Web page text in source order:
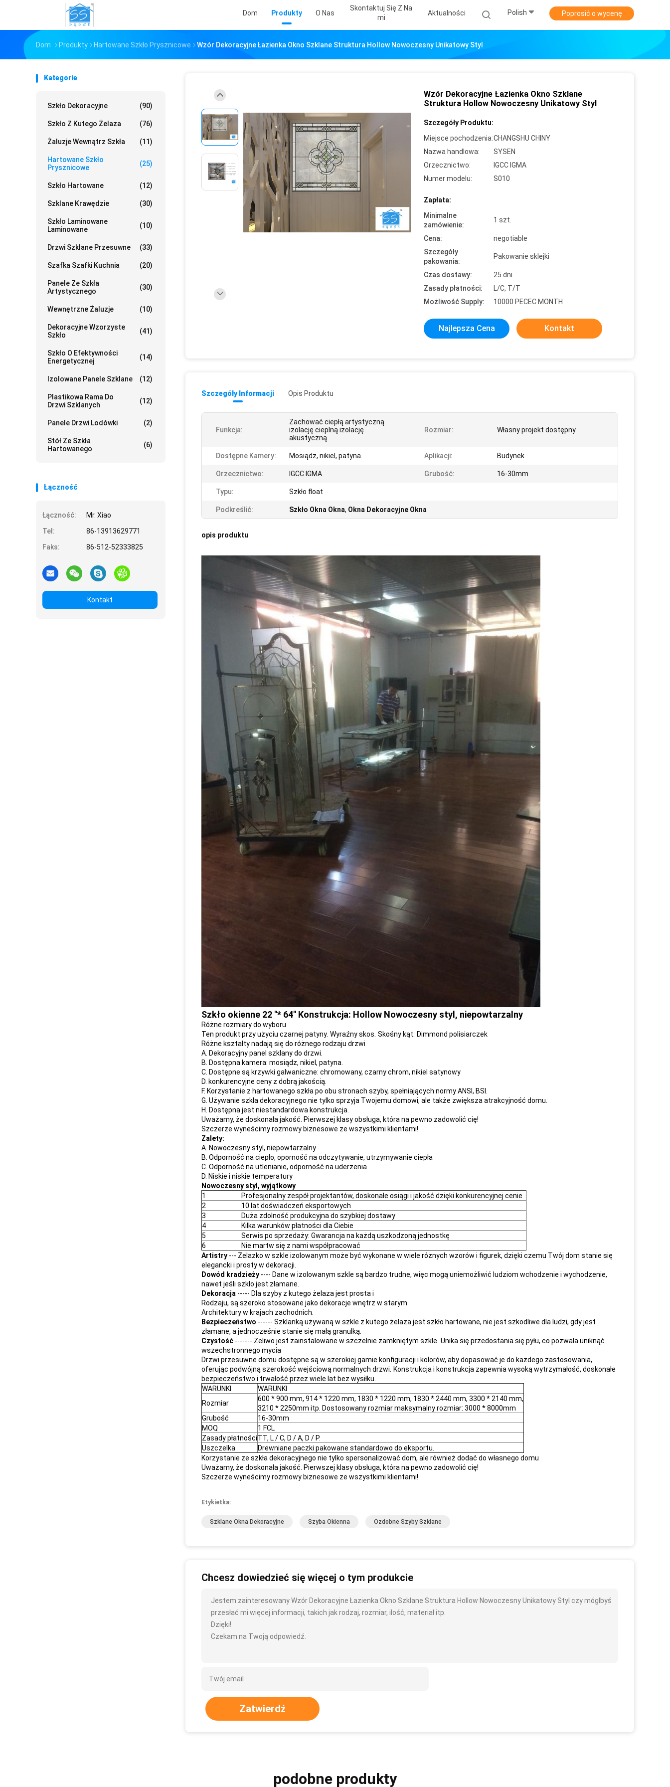
Dom Produkty O Nas
Skontaktuj Się Z Na
Mi
Aktualności Polish Poprosić o wycenę
Dom Produkty Hartowane Szkło Prysznicowe Wzór Dekoracyjne Łazienka Okno Szklane Struktura Hollow Nowoczesny Unikatowy Styl
Kategorie
Szkło Dekoracyjne (90)
Szkło Z Kutego Żelaza (76)
Żaluzje Wewnątrz Szkła (11)
Hartowane Szkło
Prysznicowe
(25)
Szkło Hartowane (12)
Szklane Krawędzie (30)
Szkło Laminowane
Laminowane
(10)
Drzwi Szklane Przesuwne (33)
Szafka Szafki Kuchnia (20)
Panele Ze Szkła
Artystycznego
(30)
Wewnętrzne Żaluzje (10)
Dekoracyjne Wzorzyste
Szkło
(41)
Szkło O Efektywności
Energetycznej
(14)
Izolowane Panele Szklane (12)
Plastikowa Rama Do
Drzwi Szklanych
(12)
Panele Drzwi Lodówki (2)
Stół Ze Szkła
Hartowanego
(6)
Łączność
Łączność:
Mr. Xiao
Tel:
86-13913629771
Faks:
86-512-52333825
Kontakt
Wzór Dekoracyjne Łazienka Okno Szklane
Struktura Hollow Nowoczesny Unikatowy Styl
Szczegóły Produktu:
Miejsce pochodzenia:CHANGSHU CHINY
Nazwa handlowa:
SYSEN
Orzecznictwo:
IGCC IGMA
Numer modelu:
S010
Zapłata:
Minimalne
zamówienie:
1 szt.
Cena:
negotiable
Szczegóły
pakowania:
Pakowanie sklejki
Czas dostawy:
25 dni
Zasady płatności:
L/C, T/T
Możliwość Supply:
10000 PECEC MONTH
Najlepsza Cena Kontakt
Szczegóły Informacji Opis Produktu
Funkcja:
Zachować ciepłą artystyczną
izolację cieplną izolację
akustyczną
Rozmiar: Własny projekt dostępny
Dostępne Kamery: Mosiądz, nikiel, patyna. Aplikacji: Budynek
Orzecznictwo: IGCC IGMA Grubość: 16-30mm
Typu: Szkło float
Podkreślić: Szkło Okna Okna, Okna Dekoracyjne Okna
opis produktu
Szkło okienne 22 "* 64" Konstrukcja: Hollow Nowoczesny styl, niepowtarzalny
Różne rozmiary do wyboru
Ten produkt przy użyciu czarnej patyny. Wyraźny skos. Skośny kąt.
Dimmond polisiarczek
Różne kształty nadają się do różnego rodzaju drzwi
A. Dekoracyjny panel szklany do drzwi.
B. Dostępna kamera: mosiądz, nikiel, patyna.
C. Dostępne są krzywki galwaniczne: chromowany, czarny chrom, nikiel satynowy
D. konkurencyjne ceny z dobrą jakością.
F. Korzystanie z hartowanego szkła po obu stronach szyby, spełniających normy ANSI, BSI.
G. Używanie szkła dekoracyjnego nie tylko sprzyja Twojemu domowi, ale także zwiększa atrakcyjność domu.
H. Dostępna jest niestandardowa konstrukcja.
Uważamy, że doskonała jakość. Pierwszej klasy obsługa, która na pewno zadowolić cię!
Szczerze wyneścimy rozmowy biznesowe ze wszystkimi klientami!
Zalety:
A. Nowoczesny styl, niepowtarzalny
B. Odporność na ciepło, oporność na odczytywanie, utrzymywanie ciepła
C. Odporność na utlenianie, odporność na uderzenia
D. Niskie i niskie temperatury
Nowoczesny styl, wyjątkowy
1
Profesjonalny zespół projektantów, doskonałe osiągi i jakość dzięki konkurencyjnej cenie
2
10 lat doświadczeń eksportowych
3
Duża zdolność produkcyjna do szybkiej dostawy
4
Kilka warunków płatności dla Ciebie
5
Serwis po sprzedaży: Gwarancja na każdą uszkodzoną jednostkę
6
Nie martw się z nami współpracować
Artistry --- Żelazko w szkle izolowanym może być wykonane w wiele różnych wzorów i figurek, dzięki czemu Twój dom stanie się
elegancki i prosty w dekoracji.
Dowód kradzieży ---- Dane w izolowanym szkle są bardzo trudne, więc mogą uniemożliwić ludziom wchodzenie i wychodzenie,
nawet jeśli szkło jest złamane.
Dekoracja ----- Dla szyby z kutego żelaza jest prosta i
Rodzaju, są szeroko stosowane jako dekoracje wnętrz w starym
Architektury w krajach zachodnich.
Bezpieczeństwo ------ Szklanką używaną w szkle z kutego żelaza jest szkło hartowane, nie jest szkodliwe dla ludzi, gdy jest
złamane, a jednocześnie stanie się małą granulką.
Czystość ------- Żeliwo jest zainstalowane w szczelnie zamkniętym szkle. Unika się przedostania się pyłu, co pozwala uniknąć
wszechstronnego mycia
Drzwi przesuwne domu dostępne są w szerokiej gamie konfiguracji i kolorów, aby dopasować je do każdego zastosowania,
oferując podwójną szerokość wejściową normalnych drzwi.
Konstrukcja i konstrukcja zapewnia wysoką wytrzymałość, doskonałe
bezpieczeństwo i trwałość przez wiele lat bez wysiłku.
WARUNKI
WARUNKI
Rozmiar
600 * 900 mm, 914 * 1220 mm, 1830 * 1220 mm, 1830 * 2440 mm, 3300 * 2140 mm,
3210 * 2250mm itp. Dostosowany rozmiar maksymalny rozmiar: 3000 * 8000mm
Grubość
16-30mm
MOQ
1 FCL
Zasady płatnościTT, L / C, D / A, D / P.
Uszczelka
Drewniane paczki pakowane standardowo do eksportu.
Korzystanie ze szkła dekoracyjnego nie tylko spersonalizować dom, ale również dodać do własnego domu
Uważamy, że doskonała jakość. Pierwszej klasy obsługa, która na pewno zadowolić cię!
Szczerze wyneścimy rozmowy biznesowe ze wszystkimi klientami!
Etykietka:
Szklane Okna Dekoracyjne Szyba Okienna Ozdobne Szyby Szklane
Chcesz dowiedzieć się więcej o tym produkcie
Jestem zainteresowany Wzór Dekoracyjne Łazienka Okno Szklane Struktura Hollow Nowoczesny Unikatowy Styl czy mógłbyś
przesłać mi więcej informacji, takich jak rodzaj, rozmiar, ilość, materiał itp.
Dzięki!
Czekam na Twoją odpowiedź.
Zatwierdź
podobne produkty